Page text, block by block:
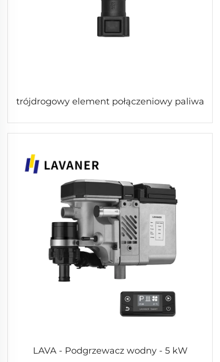
trójdrogowy element połączeniowy paliwa
LAVA - Podgrzewacz wodny - 5 kW